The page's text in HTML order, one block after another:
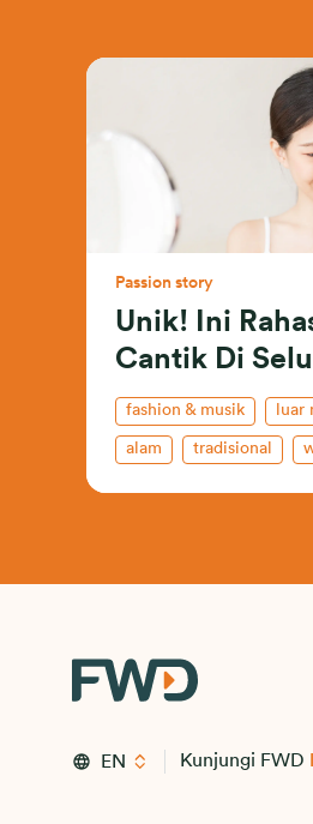
Passion story
Unik! Ini
Cantik Di
fashion & musik luar
alam tradisional
EN Kunjungi FWD